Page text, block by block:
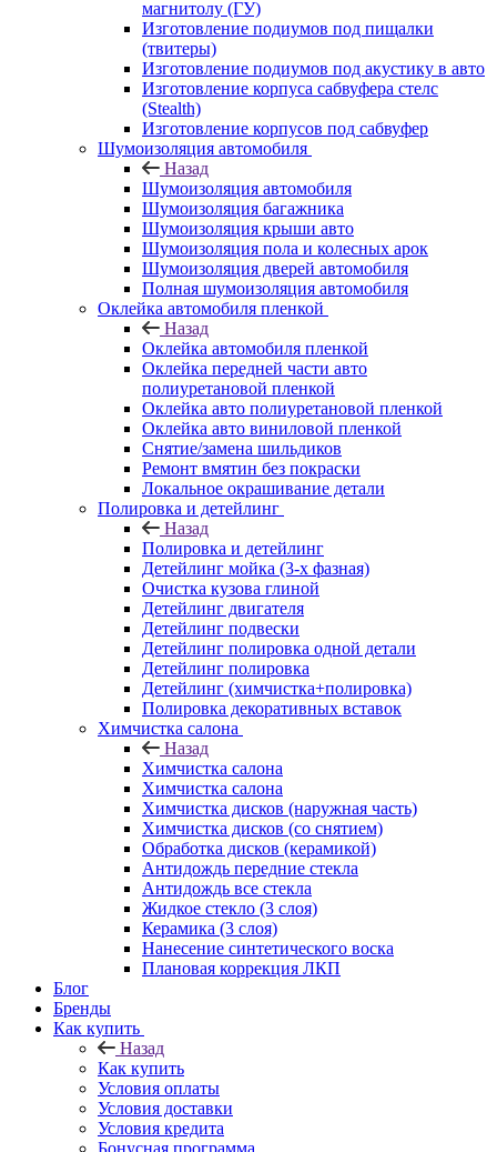
магнитолу (ГУ)
Изготовление подиумов под пищалки
(твитеры)
Изготовление подиумов под акустику в авто
Изготовление корпуса сабвуфера стелс
(Stealth)
Изготовление корпусов под сабвуфер
Шумоизоляция автомобиля
Назад
Шумоизоляция автомобиля
Шумоизоляция багажника
Шумоизоляция крыши авто
Шумоизоляция пола и колесных арок
Шумоизоляция дверей автомобиля
Полная шумоизоляция автомобиля
Оклейка автомобиля пленкой
Назад
Оклейка автомобиля пленкой
Оклейка передней части авто
полиуретановой пленкой
Оклейка авто полиуретановой пленкой
Оклейка авто виниловой пленкой
Снятие/замена шильдиков
Ремонт вмятин без покраски
Локальное окрашивание детали
Полировка и детейлинг
Назад
Полировка и детейлинг
Детейлинг мойка (3-х фазная)
Очистка кузова глиной
Детейлинг двигателя
Детейлинг подвески
Детейлинг полировка одной детали
Детейлинг полировка
Детейлинг (химчистка+полировка)
Полировка декоративных вставок
Химчистка салона
Назад
Химчистка салона
Химчистка салона
Химчистка дисков (наружная часть)
Химчистка дисков (со снятием)
Обработка дисков (керамикой)
Антидождь передние стекла
Антидождь все стекла
Жидкое стекло (3 слоя)
Керамика (3 слоя)
Нанесение синтетического воска
Плановая коррекция ЛКП
Блог
Бренды
Как купить
Назад
Как купить
Условия оплаты
Условия доставки
Условия кредита
Бонусная программа